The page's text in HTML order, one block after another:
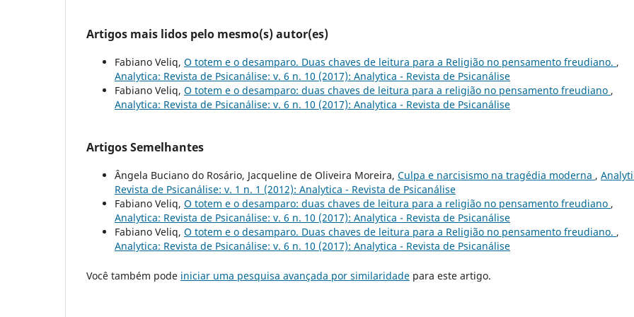
Artigos mais lidos pelo mesmo(s) autor(es)
Fabiano Veliq, O totem e o desamparo. Duas chaves de leitura para a Religião no pensamento freudiano. ,
Analytica: Revista de Psicanálise: v. 6 n. 10 (2017): Analytica - Revista de Psicanálise
Fabiano Veliq, O totem e o desamparo: duas chaves de leitura para a religião no pensamento freudiano ,
Analytica: Revista de Psicanálise: v. 6 n. 10 (2017): Analytica - Revista de Psicanálise
Artigos Semelhantes
Ângela Buciano do Rosário, Jacqueline de Oliveira Moreira, Culpa e narcisismo na tragédia moderna ,
Revista de Psicanálise: v. 1 n. 1 (2012): Analytica - Revista de Psicanálise
Fabiano Veliq, O totem e o desamparo: duas chaves de leitura para a religião no pensamento freudiano ,
Analytica: Revista de Psicanálise: v. 6 n. 10 (2017): Analytica - Revista de Psicanálise
Fabiano Veliq, O totem e o desamparo. Duas chaves de leitura para a Religião no pensamento freudiano. ,
Analytica: Revista de Psicanálise: v. 6 n. 10 (2017): Analytica - Revista de Psicanálise
Você também pode iniciar uma pesquisa avançada por similaridade para este artigo.